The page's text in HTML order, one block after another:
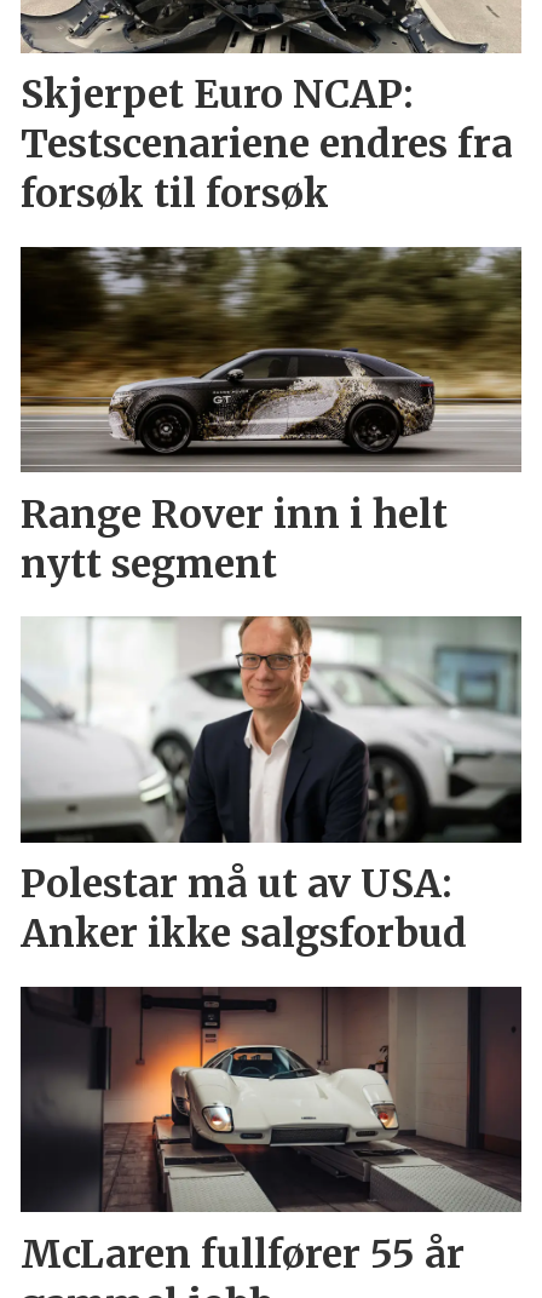
Skjerpet Euro NCAP:
Testscenariene endres fra
forsøk til forsøk
Range Rover inn i helt
nytt segment
Polestar må ut av USA:
Anker ikke salgsforbud
McLaren fullfører 55 år